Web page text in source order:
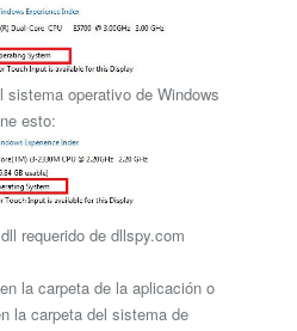
operativo de Windows
esto:
requerido de dllspy.com
la carpeta de la aplicación o
la carpeta del sistema de